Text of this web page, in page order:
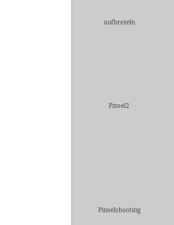
aufbrezeln
Pinsel2
Pinselshooting